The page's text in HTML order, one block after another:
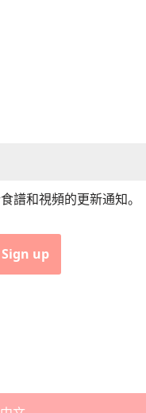
譜和視頻的更新通知。